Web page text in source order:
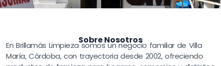
Sobre Nosotros
En Brillamás Limpieza somos un negocio familiar de Villa
María, Córdoba, con trayectoria desde 2002, ofreciendo